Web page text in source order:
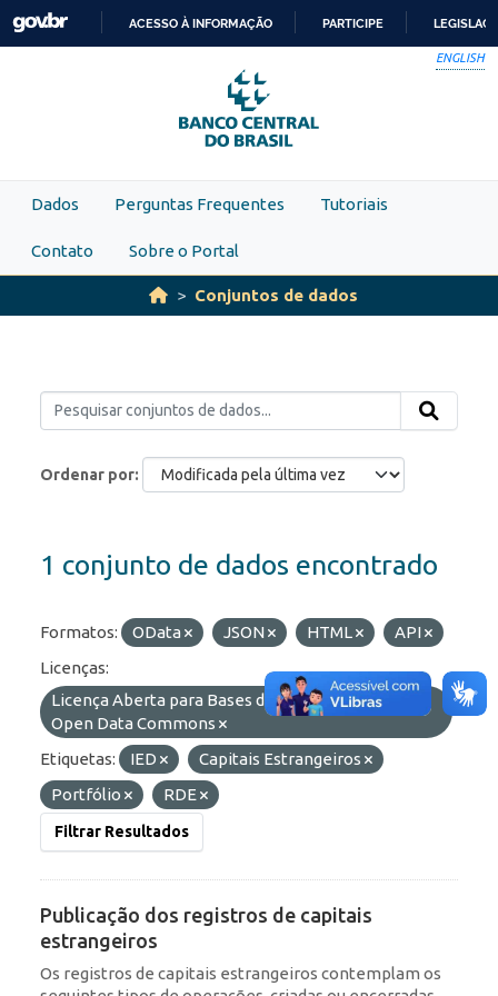
Skip to main content
PARA
O
CONTEÚDO
ACESSO À INFORMAÇÃO PARTICIPE
ENGLISH
Dados Perguntas Frequentes Tutoriais
Contato Sobre o Portal
Conjuntos de dados
Ordenar por
1 conjunto de dados encontrado
Formatos: OData JSON HTML
API
Licenças:
Licença Aberta para Bases de Dados (ODbL) do
Open Data Commons
Etiquetas:
IED
Capitais Estrangeiros
Portfólio
RDE
Filtrar Resultados
Publicação dos registros de capitais
estrangeiros
Os registros de capitais estrangeiros contemplam os